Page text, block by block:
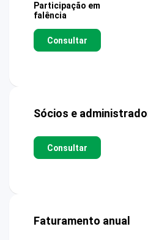
Participação em
falência
Consultar
Sócios e
Consultar
Faturamento anual